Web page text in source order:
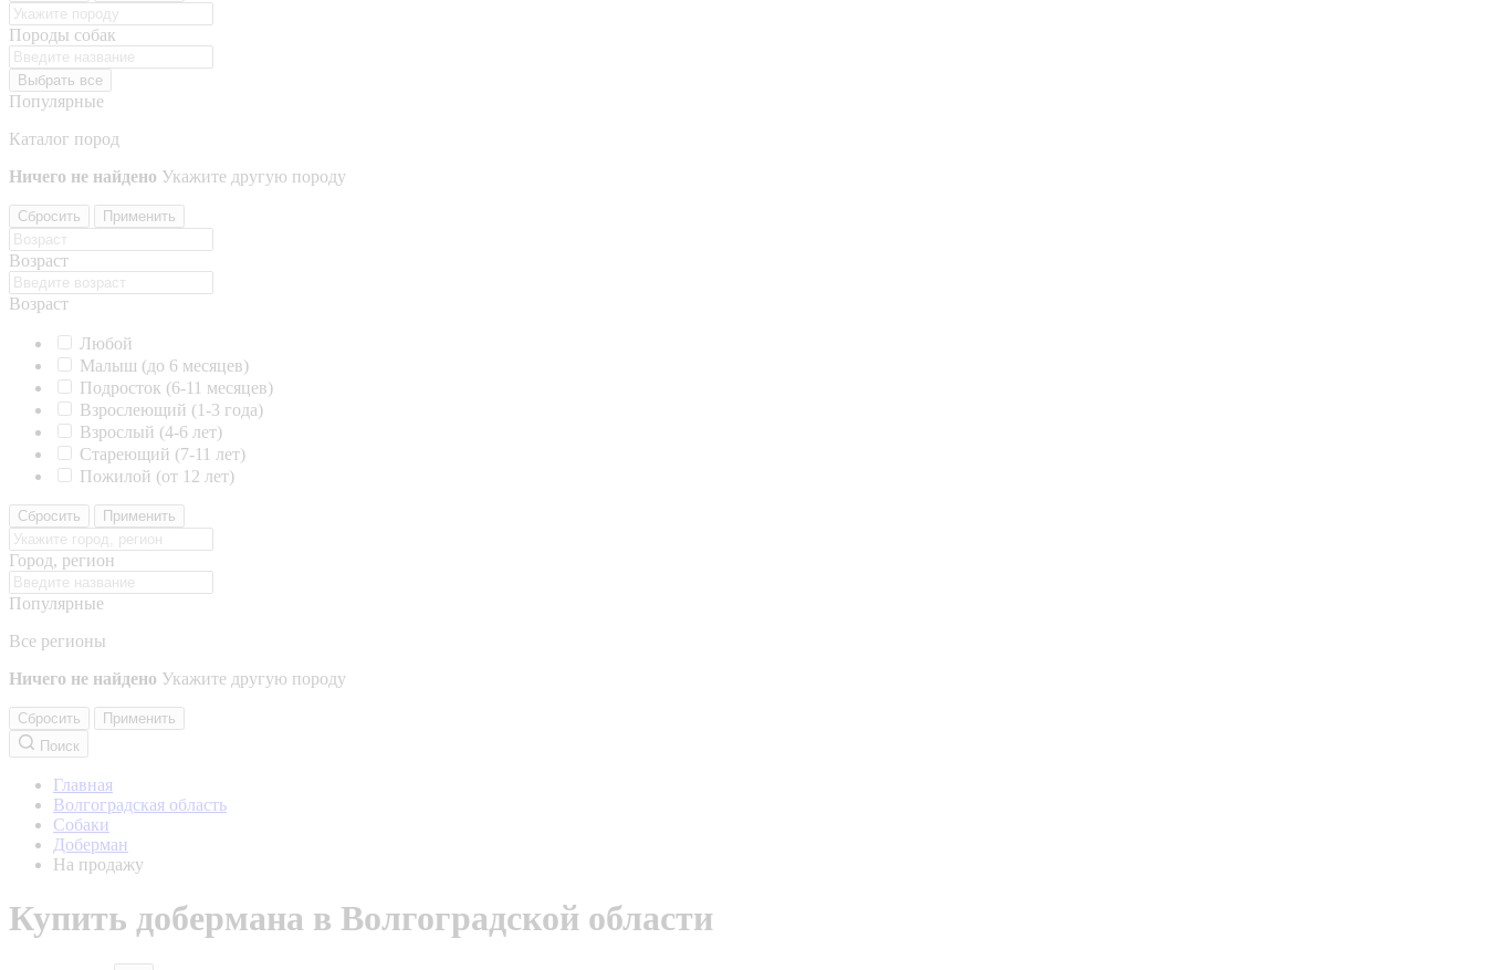
Породы собак
Выбрать все
Популярные
Каталог пород
Ничего не найдено Укажите другую породу
Сбросить Применить
Возраст
Возраст
Любой
Малыш (до 6 месяцев)
Подросток (6-11 месяцев)
Взрослеющий (1-3 года)
Взрослый (4-6 лет)
Стареющий (7-11 лет)
Пожилой (от 12 лет)
Сбросить Применить
Город, регион
Популярные
Все регионы
Ничего не найдено Укажите другую породу
Сбросить
Применить
Поиск
Главная
Волгоградская область
Собаки
Доберман
На продажу
Купить добермана в Волгоградской области